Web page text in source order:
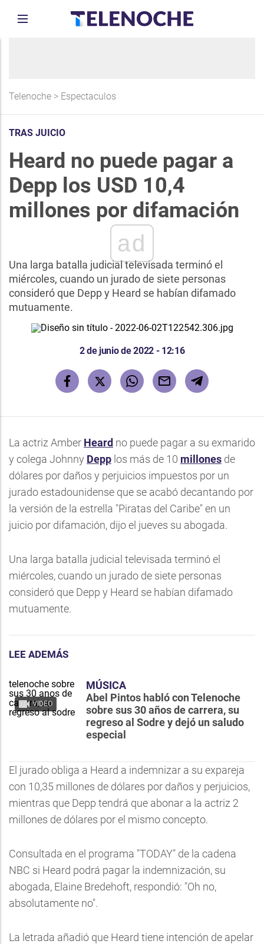
Telenoche > Espectaculos
TRAS JUICIO
Heard no puede pagar a
Depp los USD 10,4
millones por difamación
ad
Una larga batalla judicial televisada terminó el
miércoles, cuando un jurado de siete personas
consideró que Depp y Heard se habían difamado
mutuamente.
2 de junio de 2022 - 12:16
La actriz Amber Heard no puede pagar a su exmarido
y colega Johnny Depp los más de 10 millones de
dólares por daños y perjuicios impuestos por un
jurado estadounidense que se acabó decantando por
la versión de la estrella "Piratas del Caribe" en un
juicio por difamación, dijo el jueves su abogada.
Una larga batalla judicial televisada terminó el
miércoles, cuando un jurado de siete personas
consideró que Depp y Heard se habían difamado
mutuamente.
LEE ADEMÁS
VIDEO
MÚSICA
Abel Pintos habló con Telenoche
sobre sus 30 años de carrera, su
regreso al Sodre y dejó un saludo
especial
El jurado obliga a Heard a indemnizar a su expareja
con 10,35 millones de dólares por daños y perjuicios,
mientras que Depp tendrá que abonar a la actriz 2
millones de dólares por el mismo concepto.
Consultada en el programa "TODAY" de la cadena
NBC si Heard podrá pagar la indemnización, su
abogada, Elaine Bredehoft, respondió: "Oh no,
absolutamente no".
La letrada añadió que Heard tiene intención de apelar